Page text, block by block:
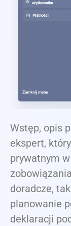
Wstęp, opis
ekspert,
prywatnym
doradcze,
planowanie
deklaracji